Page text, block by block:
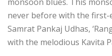
never before with the
Samrat Pankaj Udhas,
with the melodious Kavita